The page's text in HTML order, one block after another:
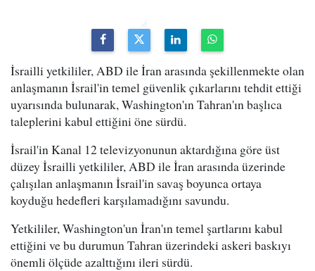
İsrailli yetkililer, ABD ile İran arasında şekillenmekte olan
anlaşmanın İsrail'in temel güvenlik çıkarlarını tehdit ettiği
uyarısında bulunarak, Washington'ın Tahran'ın başlıca
taleplerini kabul ettiğini öne sürdü.
İsrail'in Kanal 12 televizyonunun aktardığına göre üst
düzey İsrailli yetkililer, ABD ile İran arasında üzerinde
çalışılan anlaşmanın İsrail'in savaş boyunca ortaya
koyduğu hedefleri karşılamadığını savundu.
Yetkililer, Washington'un İran'ın temel şartlarını kabul
ettiğini ve bu durumun Tahran üzerindeki askeri baskıyı
önemli ölçüde azalttığını ileri sürdü.